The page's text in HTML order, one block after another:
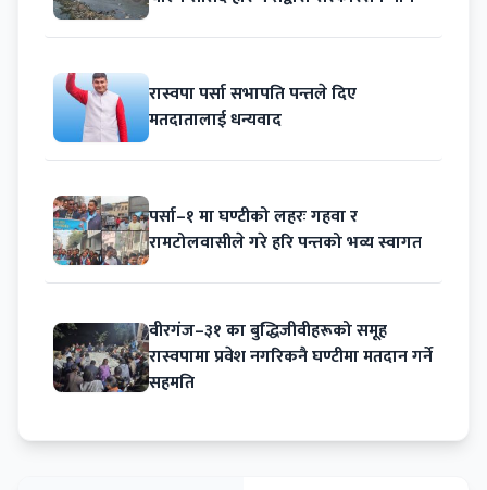
रास्वपा पर्सा सभापति पन्तले दिए
मतदातालाई धन्यवाद
पर्सा–१ मा घण्टीको लहरः गहवा र
रामटोलवासीले गरे हरि पन्तको भव्य स्वागत
वीरगंज–३१ का बुद्धिजीवीहरूको समूह
रास्वपामा प्रवेश नगरिकनै घण्टीमा मतदान गर्ने
सहमति